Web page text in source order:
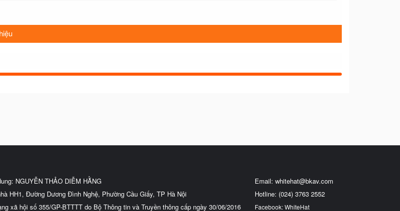
NGUYỄN THẢO DIỄM HẰNG
HH1, Đường Dương Đình Nghệ, Phường Cầu Giấy, TP Hà Nội
xã hội số 355/GP-BTTTT do Bộ Thông tin và Truyền thông cấp ngày 30/06/2016
Email: whitehat@bkav.com
Hotline: (024) 3763 2552
Facebook: WhiteHat